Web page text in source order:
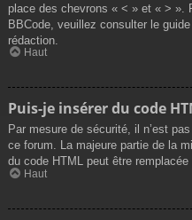
place des chevrons « < » et « > ».
BBCode, veuillez consulter le
rédaction.
Haut
Puis-je insérer du code
Par mesure de sécurité, il n’est
ce forum. La majeure partie de la
du code HTML peut être remplacée
Haut